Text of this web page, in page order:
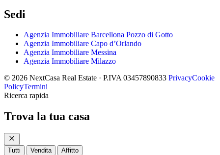
Sedi
Agenzia Immobiliare Barcellona Pozzo di Gotto
Agenzia Immobiliare Capo d’Orlando
Agenzia Immobiliare Messina
Agenzia Immobiliare Milazzo
© 2026 NextCasa Real Estate · P.IVA 03457890833 PrivacyCookie
PolicyTermini
Ricerca rapida
Trova la tua casa
Tutti Vendita Affitto